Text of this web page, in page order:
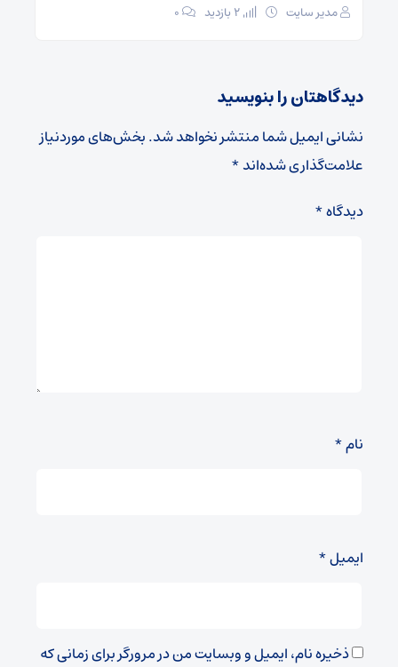
مدیر سایت ۰
دیدگاهتان را بنویسید
نشانی ایمیل شما منتشر نخواهد شد.بخش‌های موردنیاز
علامت‌گذاری شده‌اند*
دیدگاه*
نام*
ایمیل*
ذخیره نام، ایمیل و وبسایت من در مرورگر برای زمانی که